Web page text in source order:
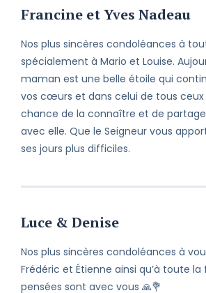
Francine et Yves Nadeau
Nos plus sincères condoléances à
spécialement à Mario et Louise.
maman est une belle étoile qui
vos cœurs et dans celui de tous ceux
chance de la connaître et de
avec elle. Que le Seigneur vous
ses jours plus difficiles.
Luce & Denise
Nos plus sincères condoléances à
Frédéric et Étienne ainsi qu’à toute la
pensées sont avec vous 🙏💐